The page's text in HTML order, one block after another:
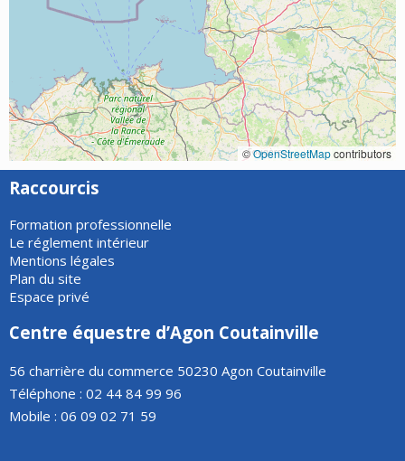
©OpenStreetMapcontributors
Raccourcis
Formation professionnelle
Le réglement intérieur
Mentions légales
Plan du site
Espace privé
Centre équestre d’Agon Coutainville
56 charrière du commerce 50230 Agon Coutainville
Téléphone : 02 44 84 99 96
Mobile : 06 09 02 71 59